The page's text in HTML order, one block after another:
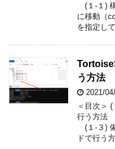
(１-１)
に移動（
を指定し
う方法
2021/
＜目次＞
行う方法
(１-３)
ドで行う